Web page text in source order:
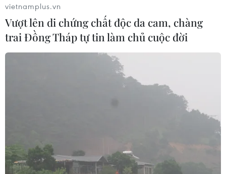
TIN CÙNG CHUYÊN MỤC
Bánh xèo tôm nhảy - món ăn phải
Trình diễn, chế biến bún kèn Hà
vietnamplus.vn
Vượt lên di chứng chất độc da cam, chàng
trai Đồng Tháp tự tin làm chủ cuộc đời